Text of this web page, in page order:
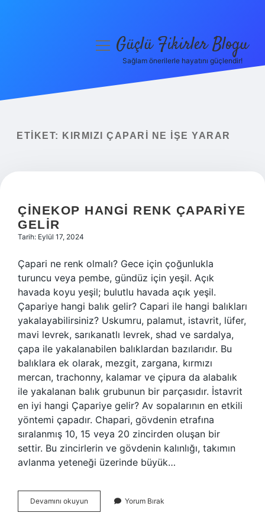
Yasal Uyarı
menüyüGüçlü Fikirler Blogu
Sağlam önerilerle hayatını güçlendir!
ETIKET: KIRMIZI ÇAPARI NE IŞE YARAR
ÇINEKOP HANGI RENK ÇAPARIYE
GELIR
Tarih: Eylül 17, 2024
Çapari ne renk olmalı? Gece için çoğunlukla
turuncu veya pembe, gündüz için yeşil. Açık
havada koyu yeşil; bulutlu havada açık yeşil.
Çapariye hangi balık gelir? Capari ile hangi balıkları
yakalayabilirsiniz? Uskumru, palamut, istavrit, lüfer,
mavi levrek, sarıkanatlı levrek, shad ve sardalya,
çapa ile yakalanabilen balıklardan bazılarıdır. Bu
balıklara ek olarak, mezgit, zargana, kırmızı
mercan, trachonny, kalamar ve çipura da alabalık
ile yakalanan balık grubunun bir parçasıdır. İstavrit
en iyi hangi Çapariye gelir? Av sopalarının en etkili
yöntemi çapadır. Chapari, gövdenin etrafına
sıralanmış 10, 15 veya 20 zincirden oluşan bir
settir. Bu zincirlerin ve gövdenin kalınlığı, takımın
avlanma yeteneği üzerinde büyük…
Devamını okuyun Çinekop
Hangi
Yorum Bırak